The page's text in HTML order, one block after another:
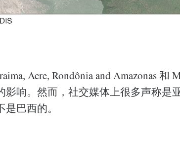
Acre, Rondônia and Amazonas 和
影响。然而，社交媒体上很多声称是
巴西的。